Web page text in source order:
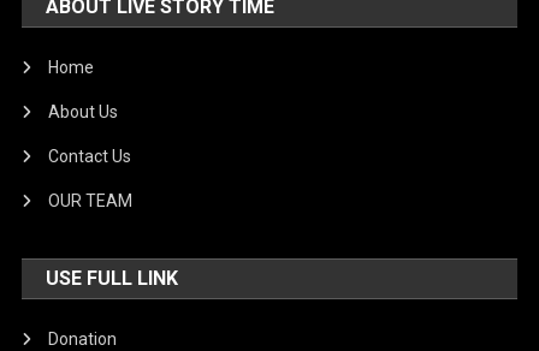
ABOUT LIVE STORY TIME
Home
About Us
Contact Us
OUR TEAM
USE FULL LINK
Donation